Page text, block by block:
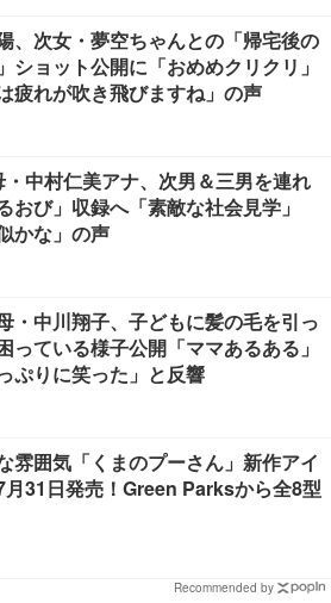
、次女・夢空ちゃんとの「帰宅後の
ショット公開に「おめめクリクリ」
疲れが吹き飛びますね」の声
中村仁美アナ、次男＆三男を連れ
おび」収録へ「素敵な社会見学」
かな」の声
・中川翔子、子どもに髪の毛を引っ
っている様子公開「ママあるある」
ぷりに笑った」と反響
雰囲気「くまのプーさん」新作アイ
月31日発売！Green Parksから全8型
Recommended by